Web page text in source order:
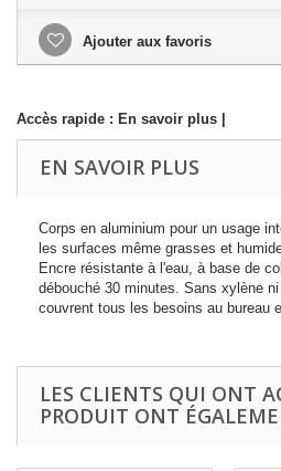
Ajouter aux favoris
Accès rapide : En savoir plus
EN SAVOIR PLUS
Corps en aluminium pour un usage
les surfaces même grasses et
Encre résistante à l'eau, à base de
débouché 30 minutes. Sans xylène
couvrent tous les besoins au bureau
LES CLIENTS QUI ONT
PRODUIT ONT